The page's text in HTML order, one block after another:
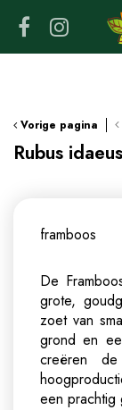
Vorige pagina
Rubus
framboos
De
grote,
zoet van
grond en
creëren
een prachtig